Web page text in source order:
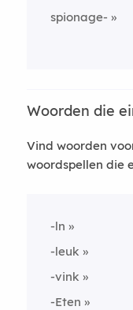
spionage-
Woorden die
Vind woorden
woordspellen die
-ln
-leuk
-vink
-Eten